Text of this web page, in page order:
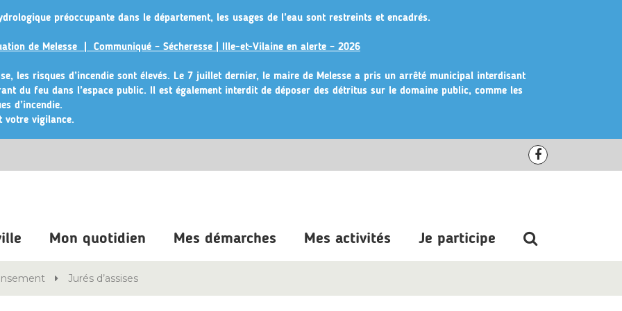
préoccupante dans le département, les usages de l’eau sont restreints et encadrés.
de Melesse | Communiqué – Sécheresse | Ille-et-Vilaine en alerte – 2026
les risques d’incendie sont élevés. Le 7 juillet dernier, le maire de Melesse a pris un arrêté municipal interdisant
du feu dans l’espace public. Il est également interdit de déposer des détritus sur le domaine public, comme les
d’incendie.
votre vigilance.
Lien
Facebook
Mon quotidien Mes démarches Mes activités Je participe
Jurés d’assises